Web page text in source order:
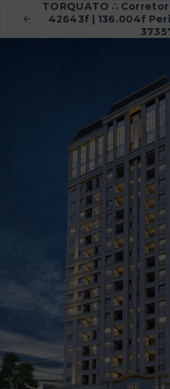
TORQUATO ∴ Corretor
42643f | 136.004f